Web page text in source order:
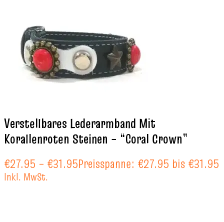
Verstellbares Lederarmband Mit
Korallenroten Steinen – “Coral Crown”
€27.95 – €31.95Preisspanne: €27.95 bis €31.95
Inkl. MwSt.